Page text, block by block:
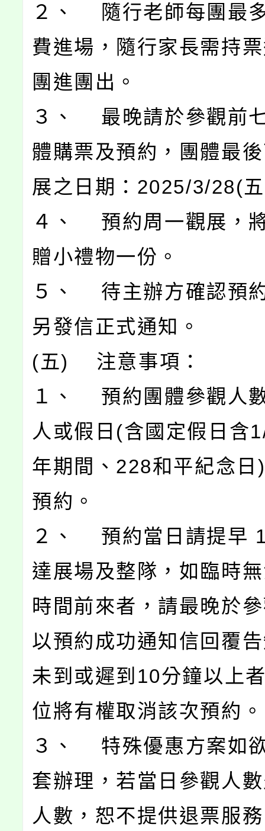
２、 隨行老師每團最
費進場，隨行家長需持
團進團出。
３、 最晚請於參觀前
體購票及預約，團體最
展之日期：2025/3/28(
４、 預約周一觀展，
贈小禮物一份。
５、 待主辦方確認預
另發信正式通知。
(五) 注意事項：
１、 預約團體參觀人
人或假日(含國定假日含
年期間、228和平紀念日
預約。
２、 預約當日請提早
達展場及整隊，如臨時
時間前來者，請最晚於
以預約成功通知信回覆
未到或遲到10分鐘以上
位將有權取消該次預約。
３、 特殊優惠方案如
套辦理，若當日參觀人
人數，恕不提供退票服